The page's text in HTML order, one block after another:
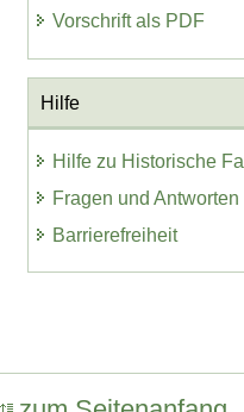
Vorschrift als PDF
Hilfe
Hilfe zu Historische
Fragen und Antworten
Barrierefreiheit